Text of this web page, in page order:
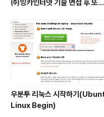
㈜잉카인터넷 기술 면접 후 또한
업!!
우분투 리눅스 시작하기(Ubuntu
Linux Begin)